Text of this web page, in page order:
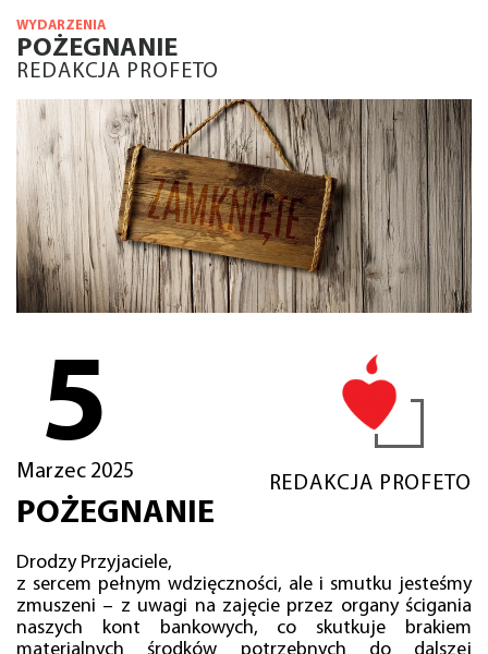
WYDARZENIA
POŻEGNANIE
REDAKCJA PROFETO
5
Marzec 2025
REDAKCJA PROFETO
POŻEGNANIE
Drodzy Przyjaciele,
z sercem pełnym wdzięczności, ale i smutku jesteśmy
zmuszeni – z uwagi na zajęcie przez organy ścigania
naszych kont bankowych, co skutkuje brakiem